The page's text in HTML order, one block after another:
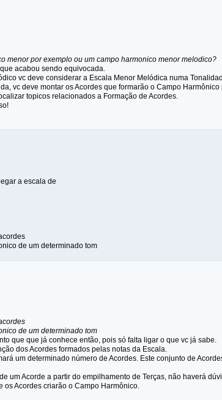
menor por exemplo ou um campo harmonico menor melodico?
acabou sendo equivocada.
vc deve considerar a Escala Menor Melódica numa
vc deve montar os Acordes que formarão o Campo
topicos relacionados a Formação de Acordes.
a escala de
de um determinado tom
de um determinado tom
que que já conhece então, pois só falta ligar o que vc já sabe.
dos Acordes formados pelas notas da Escala.
um determinado número de Acordes. Este conjunto de
um Acorde a partir do empilhamento de Terças, não haverá
os Acordes criarão o Campo Harmônico.